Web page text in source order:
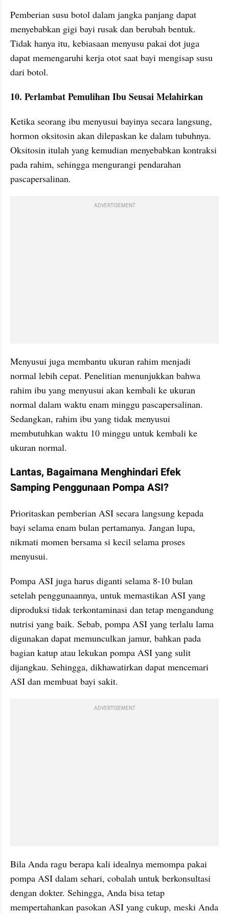
Pemberian susu botol dalam jangka panjang dapat
menyebabkan gigi bayi rusak dan berubah bentuk.
Tidak hanya itu, kebiasaan menyusu pakai dot juga
dapat memengaruhi kerja otot saat bayi mengisap susu
dari botol.
10. Perlambat Pemulihan Ibu Seusai Melahirkan
Ketika seorang ibu menyusui bayinya secara langsung,
hormon oksitosin akan dilepaskan ke dalam tubuhnya.
Oksitosin itulah yang kemudian menyebabkan kontraksi
pada rahim, sehingga mengurangi pendarahan
pascapersalinan.
ADVERTISEMENT
Menyusui juga membantu ukuran rahim menjadi
normal lebih cepat. Penelitian menunjukkan bahwa
rahim ibu yang menyusui akan kembali ke ukuran
normal dalam waktu enam minggu pascapersalinan.
Sedangkan, rahim ibu yang tidak menyusui
membutuhkan waktu 10 minggu untuk kembali ke
ukuran normal.
Lantas, Bagaimana Menghindari Efek
Samping Penggunaan Pompa ASI?
Prioritaskan pemberian ASI secara langsung kepada
bayi selama enam bulan pertamanya. Jangan lupa,
nikmati momen bersama si kecil selama proses
menyusui.
Pompa ASI juga harus diganti selama 8-10 bulan
setelah penggunaannya, untuk memastikan ASI yang
diproduksi tidak terkontaminasi dan tetap mengandung
nutrisi yang baik. Sebab, pompa ASI yang terlalu lama
digunakan dapat memunculkan jamur, bahkan pada
bagian katup atau lekukan pompa ASI yang sulit
dijangkau. Sehingga, dikhawatirkan dapat mencemari
ASI dan membuat bayi sakit.
ADVERTISEMENT
Bila Anda ragu berapa kali idealnya memompa pakai
pompa ASI dalam sehari, cobalah untuk berkonsultasi
dengan dokter. Sehingga, Anda bisa tetap
mempertahankan pasokan ASI yang cukup, meski Anda